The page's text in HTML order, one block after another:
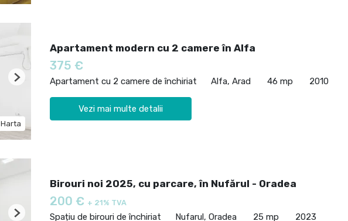
Harta
Next
Apartament modern cu 2 camere în Alfa
375 €
Apartament cu 2 camere de închiriat Alfa, Arad 46 mp 2010
Vezi mai multe detalii
Next
Birouri noi 2025, cu parcare, în Nufărul - Oradea
200 € + 21% TVA
Spațiu de birouri de închiriat Nufarul, Oradea 25 mp 2023